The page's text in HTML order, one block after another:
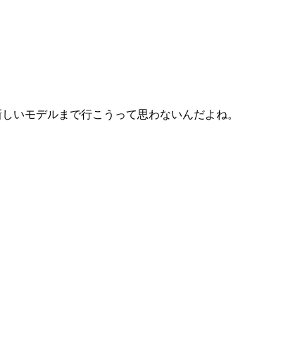
いモデルまで行こうって思わないんだよね。